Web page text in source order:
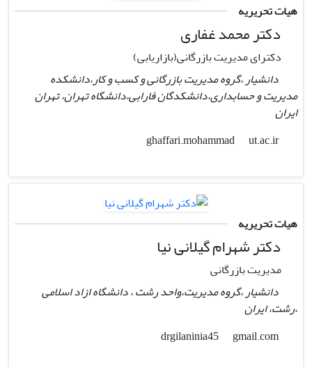
هیات تحریریه
دکتر محمد غفاری
دکترای مدیریت بازرگانی(بازاریابی)
دانشیار ،گروه مدیریت بازرگانی و کسب و کار،دانشکده
مدیریت و حسابداری،دانشکدگان فارابی،دانشگاه تهران، تهران
ایران
ghaffari.mohammad
ut.ac.ir
هیات تحریریه
دکتر شهرام گیلانی نیا
مدیریت بازرگانی
دانشیار ،گروه مدیریت،واحد رشت ، دانشگاه ازاد اسلامی
،رشت، ایران
gmail.com